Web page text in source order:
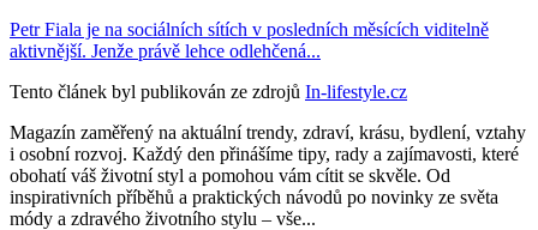
Petr Fiala je na sociálních sítích v posledních měsících viditelně
aktivnější. Jenže právě lehce odlehčená...
Tento článek byl publikován ze zdrojů In-lifestyle.cz
Magazín zaměřený na aktuální trendy, zdraví, krásu, bydlení, vztahy
i osobní rozvoj. Každý den přinášíme tipy, rady a zajímavosti, které
obohatí váš životní styl a pomohou vám cítit se skvěle. Od
inspirativních příběhů a praktických návodů po novinky ze světa
módy a zdravého životního stylu – vše...